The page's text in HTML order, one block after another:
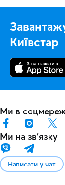
Київстар
Ми в
Ми на звʼязку
Написати у чат